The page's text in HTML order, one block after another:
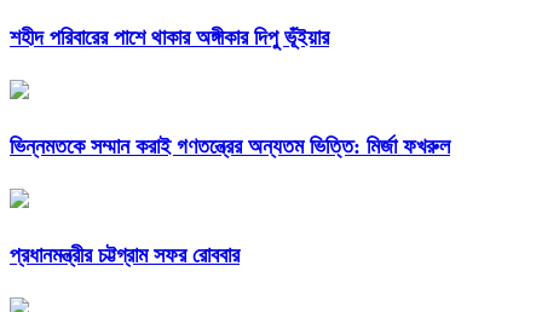
শহীদ পরিবারের পাশে থাকার অঙ্গীকার দিপু ভূঁইয়ার
ভিন্নমতকে সম্মান করাই গণতন্ত্রের অন্যতম ভিত্তি: মির্জা ফখরুল
প্রধানমন্ত্রীর চট্টগ্রাম সফর রোববার